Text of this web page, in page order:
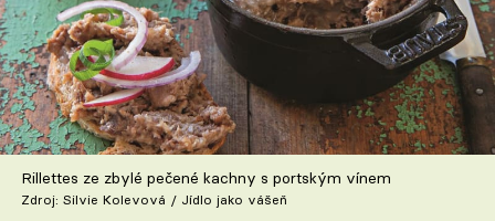
TV Program
Škola vaření
Recepty z TV
Speciál: Cuketa
Rillettes ze zbylé pečené kachny s portským vínem
Zdroj: Silvie Kolevová / Jídlo jako vášeň